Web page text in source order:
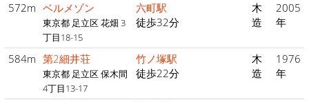
572m ベルメゾン
東京都 足立区 花畑 3
丁目18-15
六町駅
徒歩32分
木
造
2005
年
584m 第2細井荘
東京都 足立区 保木間
4丁目13-17
竹ノ塚駅
徒歩22分
木
造
1976
年